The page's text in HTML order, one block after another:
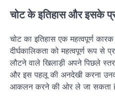
चोट के इतिहास और इसके
चोट का इतिहास एक महत्वपूर्ण
दीर्घकालिकता को महत्वपूर्ण रूप से
लौटने वाले खिलाड़ी अपने पिछले
और इस पहलू की अनदेखी करना
आकलन करने की ओर ले जा सकता